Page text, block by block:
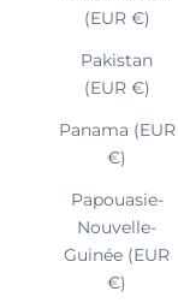
(EUR €)
Pakistan
(EUR €)
Panama (EUR
€)
Papouasie-
Nouvelle-
Guinée (EUR
€)